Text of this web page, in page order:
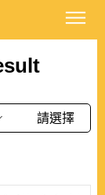
請選擇